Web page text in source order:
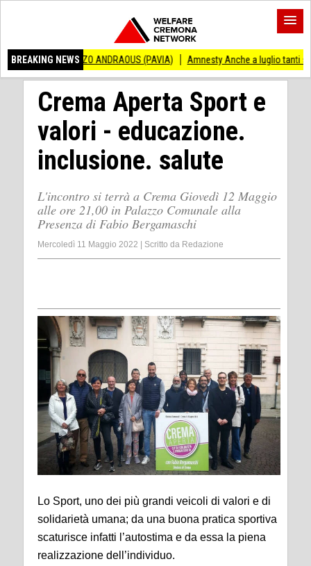
BREAKING NEWS
ANDRAOUS (PAVIA) Amnesty Anche a luglio tanti successi ed
Crema Aperta Sport e
valori - educazione.
inclusione. salute
L'incontro si terrà a Crema Giovedì 12 Maggio
alle ore 21,00 in Palazzo Comunale alla
Presenza di Fabio Bergamaschi
Mercoledì 11 Maggio 2022 Scritto da Redazione
Lo Sport, uno dei più grandi veicoli di valori e di
solidarietà umana; da una buona pratica sportiva
scaturisce infatti l’autostima e da essa la piena
realizzazione dell’individuo.